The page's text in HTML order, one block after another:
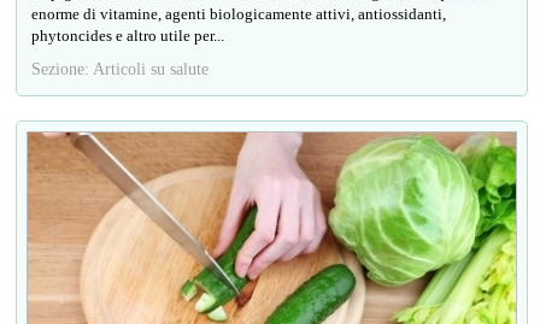
enorme di vitamine, agenti biologicamente attivi, antiossidanti,
phytoncides e altro utile per...
Sezione: Articoli su salute